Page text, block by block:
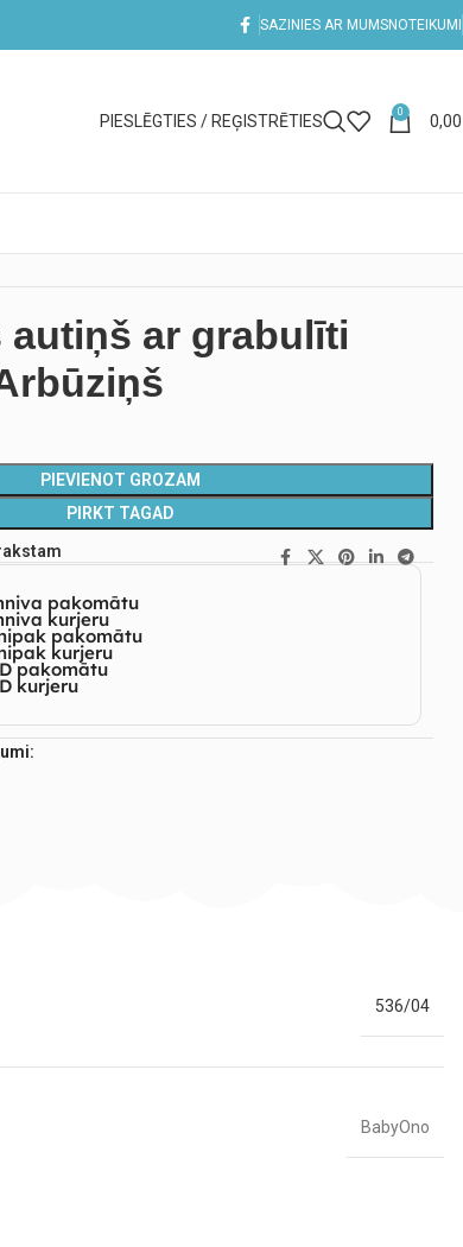
SAZINIES AR MUMSNOTEIKUMI
PIESLĒGTIES / REĢISTRĒTIES 0
autiņš ar grabulīti
PIEVIENOT GROZAM
PIRKT TAGAD
pakomātu
kurjeru
pakomātu
kurjeru
pakomātu
kurjeru
536/04
BabyOno